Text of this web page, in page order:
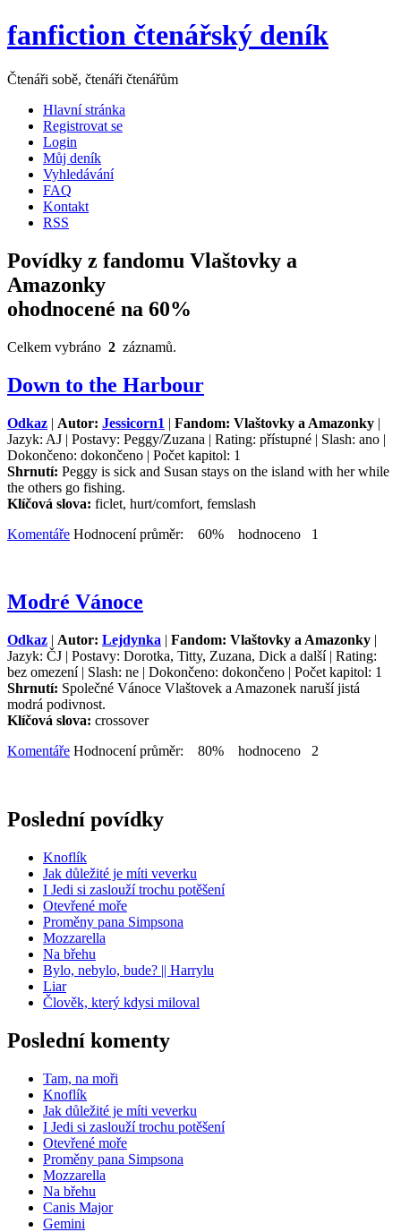
fanfiction čtenářský deník
Čtenáři sobě, čtenáři čtenářům
Hlavní stránka
Registrovat se
Login
Můj deník
Vyhledávání
FAQ
Kontakt
RSS
Povídky z fandomu Vlaštovky a
Amazonky
ohodnocené na 60%
Celkem vybráno 2 záznamů.
Down to the Harbour
Odkaz | Autor: Jessicorn1 | Fandom: Vlaštovky a Amazonky |
Jazyk: AJ | Postavy: Peggy/Zuzana | Rating: přístupné | Slash: ano |
Dokončeno: dokončeno | Počet kapitol: 1
Shrnutí: Peggy is sick and Susan stays on the island with her while
the others go fishing.
Klíčová slova: ficlet, hurt/comfort, femslash
Komentáře Hodnocení průměr: 60% hodnoceno 1
Modré Vánoce
Odkaz | Autor: Lejdynka | Fandom: Vlaštovky a Amazonky |
Jazyk: ČJ | Postavy: Dorotka, Titty, Zuzana, Dick a další | Rating:
bez omezení | Slash: ne | Dokončeno: dokončeno | Počet kapitol: 1
Shrnutí: Společné Vánoce Vlaštovek a Amazonek naruší jistá
modrá podivnost.
Klíčová slova: crossover
Komentáře Hodnocení průměr: 80% hodnoceno 2
Poslední povídky
Knoflík
Jak důležité je míti veverku
I Jedi si zaslouží trochu potěšení
Otevřené moře
Proměny pana Simpsona
Mozzarella
Na břehu
Bylo, nebylo, bude? || Harrylu
Liar
Člověk, který kdysi miloval
Poslední komenty
Tam, na moři
Knoflík
Jak důležité je míti veverku
I Jedi si zaslouží trochu potěšení
Otevřené moře
Proměny pana Simpsona
Mozzarella
Na břehu
Canis Major
Gemini